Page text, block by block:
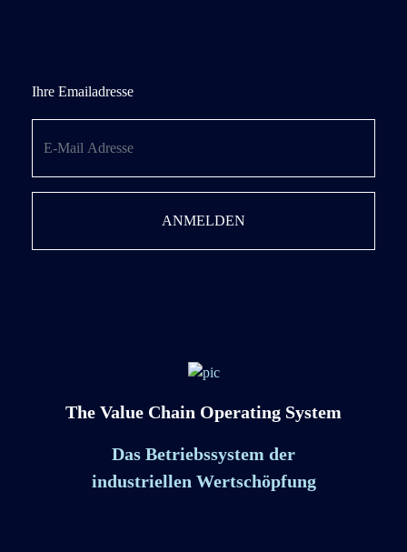
Ihre Emailadresse
ANMELDEN
The Value Chain Operating System
Das Betriebssystem der
industriellen Wertschöpfung